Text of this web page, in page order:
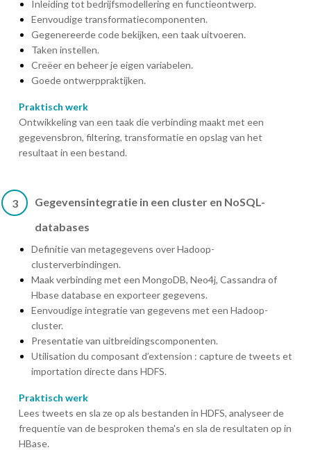
Inleiding tot bedrijfsmodellering en functieontwerp.
Eenvoudige transformatiecomponenten.
Gegenereerde code bekijken, een taak uitvoeren.
Taken instellen.
Creëer en beheer je eigen variabelen.
Goede ontwerppraktijken.
Praktisch werk
Ontwikkeling van een taak die verbinding maakt met een
gegevensbron, filtering, transformatie en opslag van het
resultaat in een bestand.
3
Gegevensintegratie in een cluster en NoSQL-
databases
Definitie van metagegevens over Hadoop-
clusterverbindingen.
Maak verbinding met een MongoDB, Neo4j, Cassandra of
Hbase database en exporteer gegevens.
Eenvoudige integratie van gegevens met een Hadoop-
cluster.
Presentatie van uitbreidingscomponenten.
Utilisation du composant d’extension : capture de tweets et
importation directe dans HDFS.
Praktisch werk
Lees tweets en sla ze op als bestanden in HDFS, analyseer de
frequentie van de besproken thema's en sla de resultaten op in
HBase.